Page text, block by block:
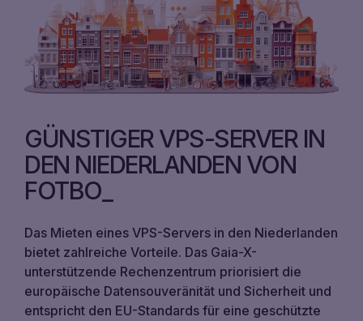
GÜNSTIGER VPS-SERVER IN
DEN NIEDERLANDEN VON
FOTBO
Das Mieten eines VPS-Servers in den Niederlanden
bietet zahlreiche Vorteile. Das Gaia-X-
unterstützende Rechenzentrum priorisiert die
europäische Datensouveränität und Sicherheit und
entspricht den EU-Standards für eine geschützte